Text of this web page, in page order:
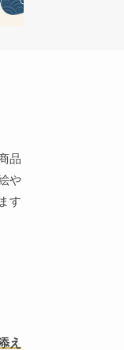
品
や
す
え